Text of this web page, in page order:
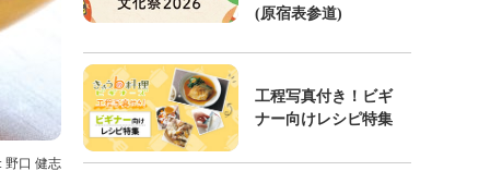
野口 健志
(原宿表参道)
工程写真付き！ビギ
ナー向けレシピ特集